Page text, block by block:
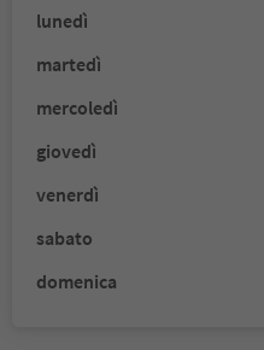
lunedì
martedì
mercoledì
giovedì
venerdì
sabato
domenica